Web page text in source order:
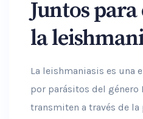
Juntos
la
La leishmaniasis es una
por parásitos del género
transmiten a través de